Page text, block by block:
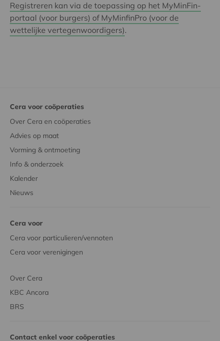
Registreren kan via de toepassing op het MyMinFin-
portaal (voor burgers) of MyMinfinPro (voor de
wettelijke vertegenwoordigers).
Cera voor coöperaties
Over Cera en coöperaties
Advies op maat
Vorming & ontmoeting
Info & onderzoek
Kalender
Nieuws
Cera voor
Cera voor particulieren/vennoten
Cera voor verenigingen
Over Cera
KBC Ancora
BRS
Contact enkel voor coöperaties